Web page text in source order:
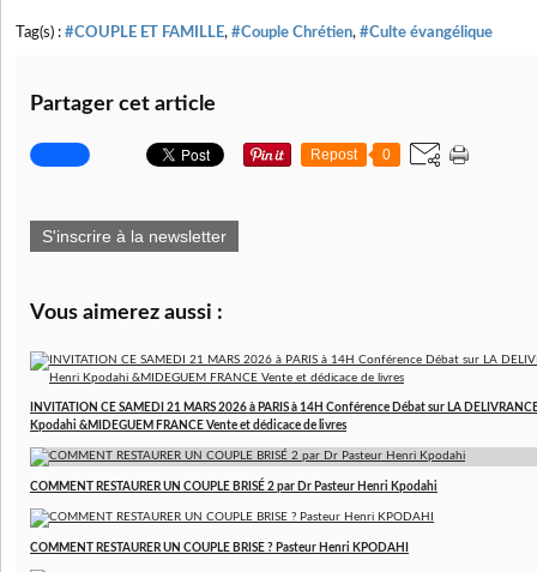
Tag(s) : #COUPLE ET FAMILLE, #Couple Chrétien, #Culte évangélique
Partager cet article
Repost 0
S'inscrire à la newsletter
Vous aimerez aussi :
INVITATION CE SAMEDI 21 MARS 2026 à PARIS à 14H Conférence Débat sur LA
Kpodahi &MIDEGUEM FRANCE Vente et dédicace de livres
COMMENT RESTAURER UN COUPLE BRISÉ 2 par Dr Pasteur Henri Kpodahi
COMMENT RESTAURER UN COUPLE BRISE ? Pasteur Henri KPODAHI